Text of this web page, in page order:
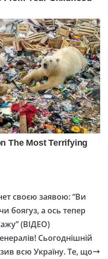
своєю заявою: “Ви
боягуз, а ось тепер
(ВІДЕО)
Сьогоднішній
всю Україну. Те, що